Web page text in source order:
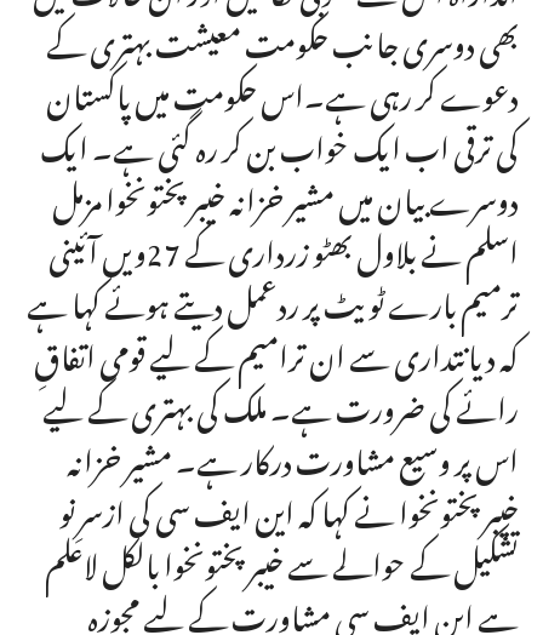
بھی دوسری جانب حکومت معیشت بہتری کے
دعوے کر رہی ہے۔اس حکومت میں پاکستان
کی ترقی اب ایک خواب بن کر رہ گئی ہے۔ ایک
دوسرے بیان میں مشیر خزانہ خیبرپختونخوا مزمل
اسلم نے بلاول بھٹو زرداری کے 27ویں آئینی
ترمیم بارے ٹویٹ پر ردعمل دیتے ہوئے کہا ہے
کہ دیانتداری سے ان ترامیم کے لیے قومی اتفاقِ
رائے کی ضرورت ہے۔ ملک کی بہتری کے لیے
اس پر وسیع مشاورت درکار ہے۔ مشیر خزانہ
خیبرپختونخوا نے کہا کہ این ایف سی کی ازسرِنو
تشکیل کے حوالے سے خیبرپختونخوا بالکل لاعلم
ہے این ایف سی مشاورت کے لیے مجوزہ